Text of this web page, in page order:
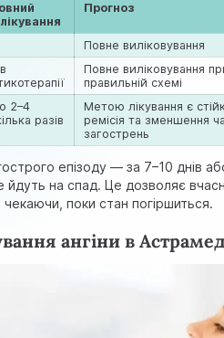
Прогноз
Повне виліковування
Повне виліковування
правильній схемі
2–4
разів
Метою лікування є
ремісія та зменшення
загострень
епізоду — за 7–10 днів
йдуть на спад. Це дозволяє
чекаючи, поки стан погіршиться.
ангіни в